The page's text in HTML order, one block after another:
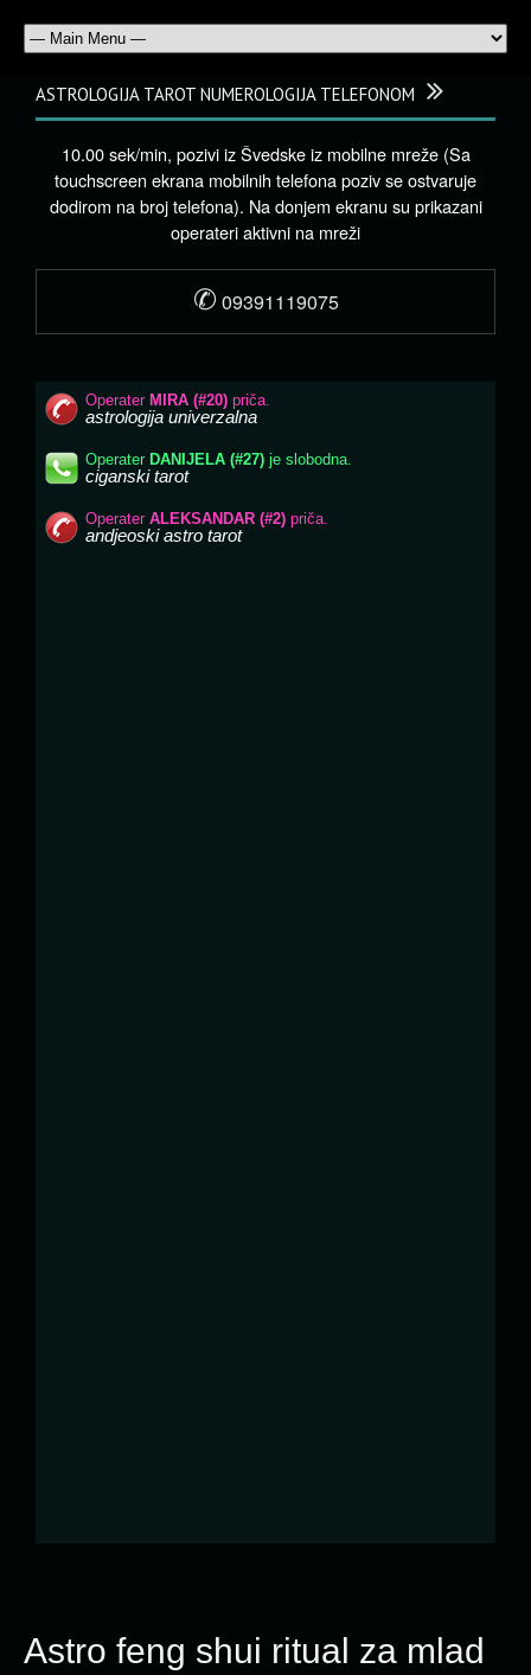
Astro feng shui ritual za mlad
ASTROLOGIJA TAROT NUMEROLOGIJA TELEFONOM
10.00 sek/min, pozivi iz Švedske iz mobilne mreže (Sa
touchscreen ekrana mobilnih telefona poziv se ostvaruje
dodirom na broj telefona). Na donjem ekranu su prikazani
operateri aktivni na mreži
✆ 09391119075